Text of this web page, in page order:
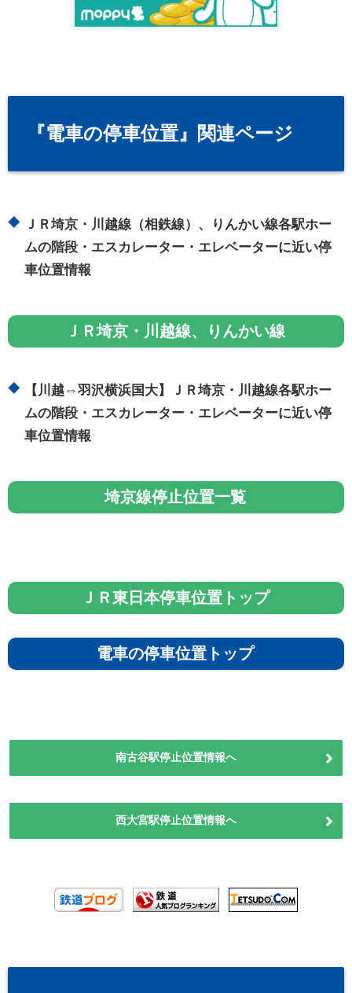
『電車の停車位置』関連ページ
ＪＲ埼京・川越線（相鉄線）、りんかい線各駅ホー
ムの階段・エスカレーター・エレベーターに近い停
車位置情報
ＪＲ埼京・川越線、りんかい線
【川越⇔羽沢横浜国大】ＪＲ埼京・川越線各駅ホー
ムの階段・エスカレーター・エレベーターに近い停
車位置情報
埼京線停止位置一覧
ＪＲ東日本停車位置トップ
電車の停車位置トップ
南古谷駅停止位置情報へ
西大宮駅停止位置情報へ